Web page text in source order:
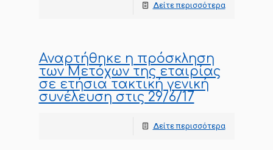
Δείτε περισσότερα
Αναρτήθηκε η πρόσκληση
των Μετόχων της εταιρίας
σε ετήσια τακτική γενική
συνέλευση στις 29/6/17
Δείτε περισσότερα